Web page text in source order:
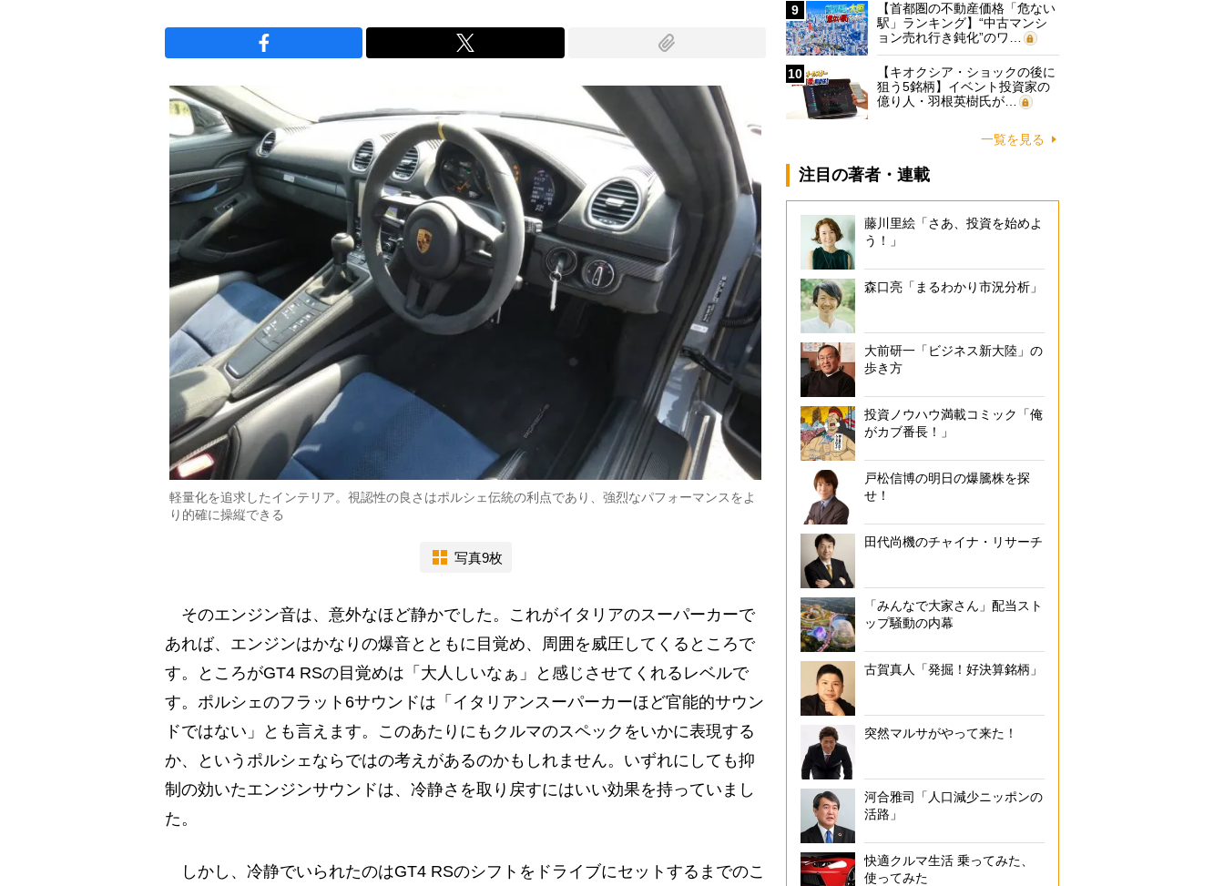
軽量化を追求したインテリア。視認性の良さはポルシェ伝統の利点であり、強烈なパフォーマンスをよ
り的確に操縦できる
写真9枚
そのエンジン音は、意外なほど静かでした。これがイタリアのスーパーカーで
あれば、エンジンはかなりの爆音とともに目覚め、周囲を威圧してくるところで
す。ところがGT4 RSの目覚めは「大人しいなぁ」と感じさせてくれるレベルで
す。ポルシェのフラット6サウンドは「イタリアンスーパーカーほど官能的サウン
ドではない」とも言えます。このあたりにもクルマのスペックをいかに表現する
か、というポルシェならではの考えがあるのかもしれません。いずれにしても抑
制の効いたエンジンサウンドは、冷静さを取り戻すにはいい効果を持っていまし
た。
しかし、冷静でいられたのはGT4 RSのシフトをドライブにセットするまでのこ
9
【首都圏の不動産価格「危ない
駅」ランキング】“中古マンシ
ョン売れ行き鈍化”のワ…
10
【キオクシア・ショックの後に
狙う5銘柄】イベント投資家の
億り人・羽根英樹氏が…
一覧を見る
注目の著者・連載
藤川里絵「さあ、投資を始めよ
う！」
森口亮「まるわかり市況分析」
大前研一「ビジネス新大陸」の
歩き方
投資ノウハウ満載コミック「俺
がカブ番長！」
戸松信博の明日の爆騰株を探
せ！
田代尚機のチャイナ・リサーチ
「みんなで大家さん」配当スト
ップ騒動の内幕
古賀真人「発掘！好決算銘柄」
突然マルサがやって来た！
河合雅司「人口減少ニッポンの
活路」
快適クルマ生活 乗ってみた、
使ってみた